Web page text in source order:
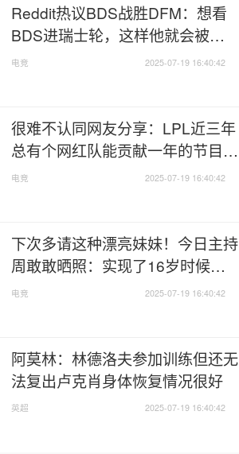
Reddit热议BDS战胜DFM：想看
BDS进瑞士轮，这样他就会被
JDG速通了
电竞 2025-07-19 16:40:42
很难不认同网友分享：LPL近三年
总有个网红队能贡献一年的节目效
果
电竞 2025-07-19 16:40:42
下次多请这种漂亮妹妹！今日主持
周敢敢晒照：实现了16岁时候的
梦想
电竞 2025-07-19 16:40:42
阿莫林：林德洛夫参加训练但还无
法复出卢克肖身体恢复情况很好
英超 2025-07-19 16:40:42